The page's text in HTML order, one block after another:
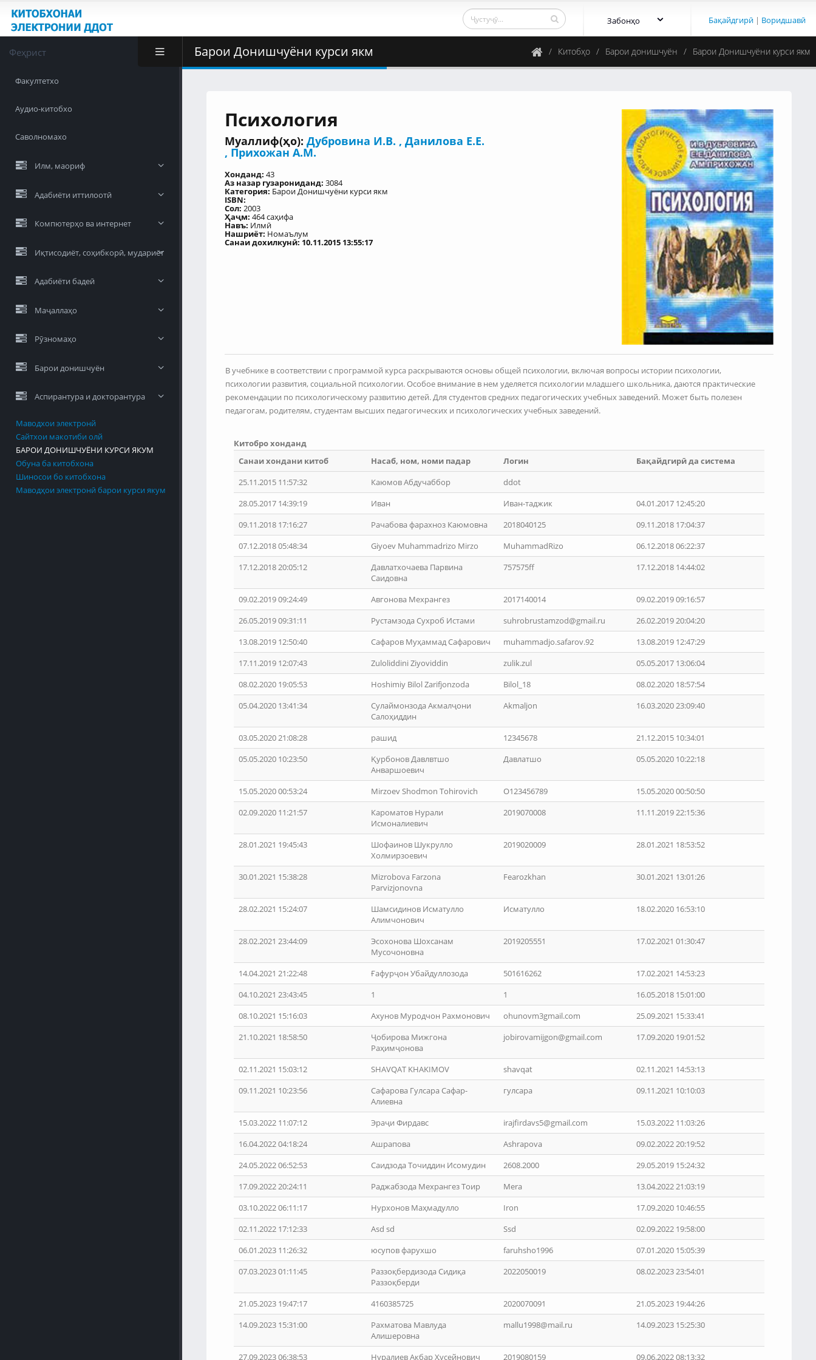
Забонҳо Бақайдгирӣ | Воридшавӣ
Феҳрист
Факултетхо
Аудио-китобхо
Саволномахо
Илм, маориф
Адабиёти иттилоотӣ
Компютерҳо ва интернет
Иқтисодиёт, соҳибкорӣ, мудариёт
Адабиёти бадеӣ
Маҷаллаҳо
Рӯзномаҳо
Барои донишчуён
Аспирантура и докторантура
Маводхои электронй
Сайтхои макотиби олй
БАРОИ ДОНИШЧУЁНИ КУРСИ ЯКУМ
Обуна ба китобхона
Шиносои бо китобхона
Маводҳои электронӣ барои курси якум
Барои Донишчуёни курси якм Китобҳо Барои донишчуён Барои Донишчуёни курси якм
Психология
Муаллиф(ҳо): Дубровина И.В. , Данилова Е.Е.
, Прихожан А.М.
Хонданд: 43
Аз назар гузарониданд: 3084
Категория: Барои Донишчуёни курси якм
ISBN:
Сол: 2003
Ҳаҷм: 464 саҳифа
Навъ: Илмӣ
Нашриёт: Номаълум
Санаи дохилкунӣ: 10.11.2015 13:55:17
В учебнике в соответствии с программой курса раскрываются основы общей психологии, включая вопросы истории психологии,
психологии развития, социальной психологии. Особое внимание в нем уделяется психологии младшего школьника, даются практические
рекомендации по психологическому развитию детей. Для студентов средних педагогических учебных заведений. Может быть полезен
педагогам, родителям, студентам высших педагогических и психологических учебных заведений.
Китобро хонданд
Санаи хондани китоб
Насаб, ном, номи падар Логин
Бақайдгирӣ да система
25.11.2015 11:57:32
Каюмов Абдучаббор
ddot
28.05.2017 14:39:19
Иван Иван-таджик
04.01.2017 12:45:20
09.11.2018 17:16:27
Рачабова фарахноз Каюмовна 2018040125
09.11.2018 17:04:37
07.12.2018 05:48:34
Giyoev Muhammadrizo Mirzo MuhammadRizo
06.12.2018 06:22:37
17.12.2018 20:05:12
Давлатхочаева Парвина
Саидовна
757575ff 17.12.2018 14:44:02
09.02.2019 09:24:49 Авгонова Мехрангез 2017140014
09.02.2019 09:16:57
26.05.2019 09:31:11
Рустамзода Сухроб Истами suhrobrustamzod@gmail.ru
26.02.2019 20:04:20
13.08.2019 12:50:40
Сафаров Муҳаммад Сафарович muhammadjo.safarov.92
13.08.2019 12:47:29
17.11.2019 12:07:43
Zuloliddini Ziyoviddin zulik.zul
05.05.2017 13:06:04
08.02.2020 19:05:53
Hoshimiy Bilol Zarifjonzoda Bilol_18
08.02.2020 18:57:54
05.04.2020 13:41:34
Сулаймонзода Акмалҷони
Салоҳиддин
Akmaljon 16.03.2020 23:09:40
03.05.2020 21:08:28 рашид 12345678
21.12.2015 10:34:01
05.05.2020 10:23:50
Қурбонов Давлвтшо
Анваршоевич
Давлатшо 05.05.2020 10:22:18
15.05.2020 00:53:24 Mirzoev Shodmon Tohirovich O123456789
15.05.2020 00:50:50
02.09.2020 11:21:57
Кароматов Нурали
Исмоналиевич
2019070008 11.11.2019 22:15:36
28.01.2021 19:45:43
Шофаинов Шукрулло
Холмирзоевич
2019020009 28.01.2021 18:53:52
30.01.2021 15:38:28
Mizrobova Farzona
Parvizjonovna
Fearozkhan 30.01.2021 13:01:26
28.02.2021 15:24:07
Шамсидинов Исматулло
Алимчонович
Исматулло 18.02.2020 16:53:10
28.02.2021 23:44:09
Эсохонова Шохсанам
Мусочоновна
2019205551 17.02.2021 01:30:47
14.04.2021 21:22:48 Ғафурҷон Убайдуллозода 501616262
17.02.2021 14:53:23
04.10.2021 23:43:45
1 1
16.05.2018 15:01:00
08.10.2021 15:16:03
Ахунов Муродчон Рахмонович ohunovm3gmail.com
25.09.2021 15:33:41
21.10.2021 18:58:50
Ҷобирова Мижгона
Раҳимҷонова
jobirovamijgon@gmail.com 17.09.2020 19:01:52
02.11.2021 15:03:12 SHAVQAT KHAKIMOV shavqat
02.11.2021 14:53:13
09.11.2021 10:23:56
Сафарова Гулсара Сафар-
Алиевна
гулсара 09.11.2021 10:10:03
15.03.2022 11:07:12 Эраҷи Фирдавс irajfirdavs5@gmail.com
15.03.2022 11:03:26
16.04.2022 04:18:24
Ашрапова Ashrapova
09.02.2022 20:19:52
24.05.2022 06:52:53
Саидзода Точиддин Исомудин 2608.2000
29.05.2019 15:24:32
17.09.2022 20:24:11
Раджабзода Мехрангез Тоир Mera
13.04.2022 21:03:19
03.10.2022 06:11:17
Нурхонов Маҳмадулло Iron
17.09.2020 10:46:55
02.11.2022 17:12:33
Asd sd Ssd
02.09.2022 19:58:00
06.01.2023 11:26:32
юсупов фарухшо faruhsho1996
07.01.2020 15:05:39
07.03.2023 01:11:45
Раззоқбердизода Сидиқа
Раззоқберди
2022050019 08.02.2023 23:54:01
21.05.2023 19:47:17 4160385725 2020070091
21.05.2023 19:44:26
14.09.2023 15:31:00
Рахматова Мавлуда
Алишеровна
mallu1998@mail.ru 14.09.2023 15:25:30
27.09.2023 06:38:53 Нуралиев Акбар Ҳусейнович 2019080159 09.06.2022 08:13:32